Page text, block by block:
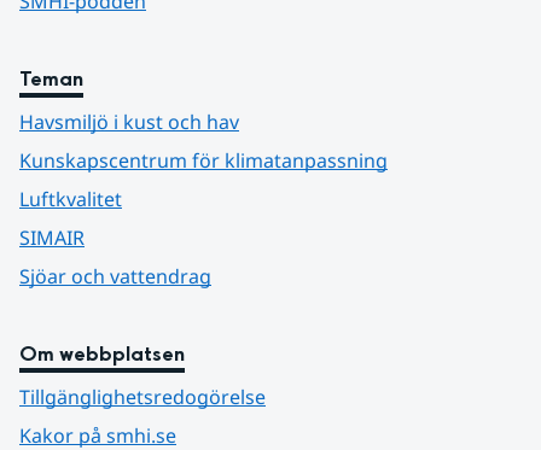
Teman
Havsmiljö i kust och hav
Kunskapscentrum för klimatanpassning
Luftkvalitet
SIMAIR
Sjöar och vattendrag
Om webbplatsen
Tillgänglighetsredogörelse
Kakor på smhi.se